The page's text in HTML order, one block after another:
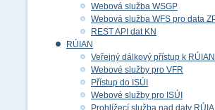
Webová služba WSGP
Webová služba WFS pro data
REST API dat KN
RÚIAN
Veřejný dálkový přístup k RÚIAN
Webové služby pro VFR
Přístup do ISÚI
Webové služby pro ISÚI
Prohlížecí služba nad daty